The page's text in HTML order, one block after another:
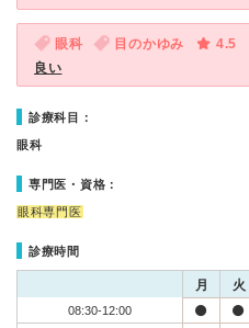
眼科 目のかゆみ
4.5
良い
診療科目：
眼科
専門医・資格：
眼科専門医
診療時間
月 火
08:30-12:00